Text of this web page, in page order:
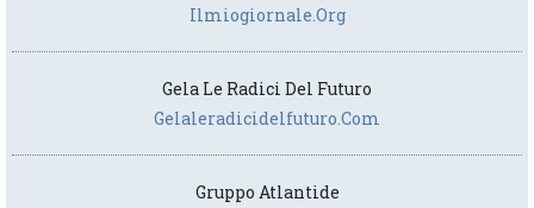
Ilmiogiornale.org
Gela Le Radici Del Futuro
Gelaleradicidelfuturo.com
Gruppo Atlantide